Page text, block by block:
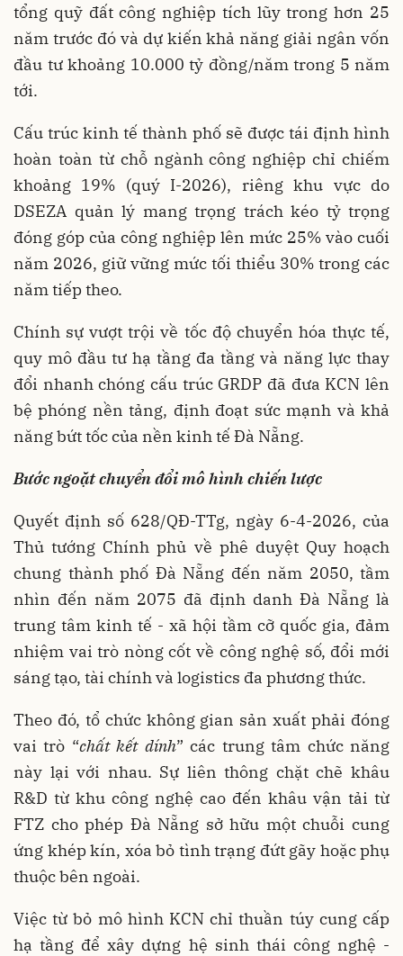
tổng quỹ đất công nghiệp tích lũy trong hơn 25
năm trước đó và dự kiến khả năng giải ngân vốn
đầu tư khoảng 10.000 tỷ đồng/năm trong 5 năm
tới.
Cấu trúc kinh tế thành phố sẽ được tái định hình
hoàn toàn từ chỗ ngành công nghiệp chỉ chiếm
khoảng 19% (quý I-2026), riêng khu vực do
DSEZA quản lý mang trọng trách kéo tỷ trọng
đóng góp của công nghiệp lên mức 25% vào cuối
năm 2026, giữ vững mức tối thiểu 30% trong các
năm tiếp theo.
Chính sự vượt trội về tốc độ chuyển hóa thực tế,
quy mô đầu tư hạ tầng đa tầng và năng lực thay
đổi nhanh chóng cấu trúc GRDP đã đưa KCN lên
bệ phóng nền tảng, định đoạt sức mạnh và khả
năng bứt tốc của nền kinh tế Đà Nẵng.
Bước ngoặt chuyển đổi mô hình chiến lược
Quyết định số 628/QĐ-TTg, ngày 6-4-2026, của
Thủ tướng Chính phủ về phê duyệt Quy hoạch
chung thành phố Đà Nẵng đến năm 2050, tầm
nhìn đến năm 2075 đã định danh Đà Nẵng là
trung tâm kinh tế - xã hội tầm cỡ quốc gia, đảm
nhiệm vai trò nòng cốt về công nghệ số, đổi mới
sáng tạo, tài chính và logistics đa phương thức.
Theo đó, tổ chức không gian sản xuất phải đóng
vai trò “chất kết dính” các trung tâm chức năng
này lại với nhau. Sự liên thông chặt chẽ khâu
R&D từ khu công nghệ cao đến khâu vận tải từ
FTZ cho phép Đà Nẵng sở hữu một chuỗi cung
ứng khép kín, xóa bỏ tình trạng đứt gãy hoặc phụ
thuộc bên ngoài.
Việc từ bỏ mô hình KCN chỉ thuần túy cung cấp
hạ tầng để xây dựng hệ sinh thái công nghệ -